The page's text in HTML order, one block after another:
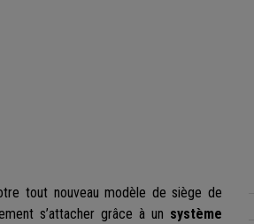
tout nouveau modèle de siège de
s’attacher grâce à un système